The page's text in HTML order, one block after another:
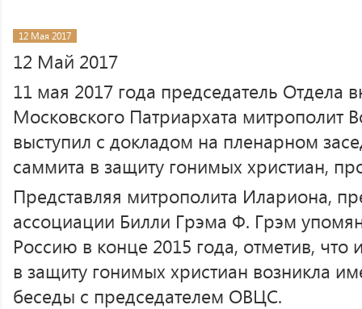
12 Мая 2017
12 Май 2017
11 мая 2017 года председатель Отдела
Московского Патриархата митрополит
выступил с докладом на пленарном
саммита в защиту гонимых христиан,
Представляя митрополита Илариона,
ассоциации Билли Грэма Ф. Грэм
Россию в конце 2015 года, отметив,
в защиту гонимых христиан возникла
беседы с председателем ОВЦС.